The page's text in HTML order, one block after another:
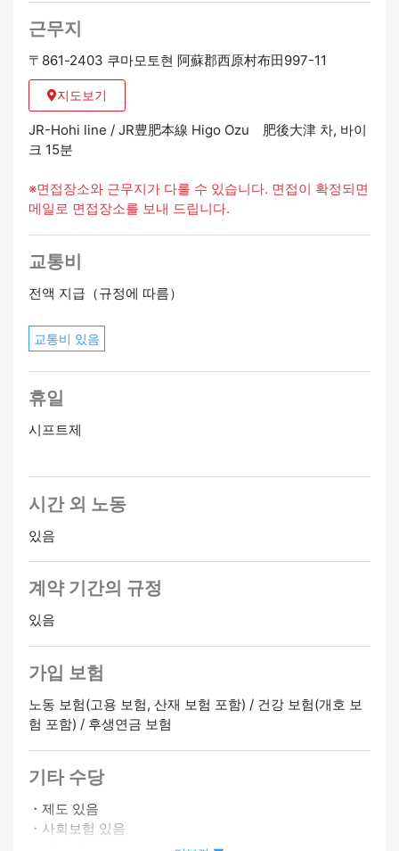
근무지
〒861-2403 쿠마모토현 阿蘇郡西原村布田997-11
지도보기
JR-Hohi line / JR豊肥本線 Higo Ozu 肥後大津 차, 바이
크 15분
※면접장소와 근무지가 다를 수 있습니다. 면접이 확정되면
메일로 면접장소를 보내 드립니다.
교통비
전액 지급（규정에 따름）
교통비 있음
휴일
시프트제
시간 외 노동
있음
계약 기간의 규정
있음
가입 보험
노동 보험(고용 보험, 산재 보험 포함) / 건강 보험(개호 보
험 포함) / 후생연금 보험
기타 수당
・제도 있음
・사회보험 있음